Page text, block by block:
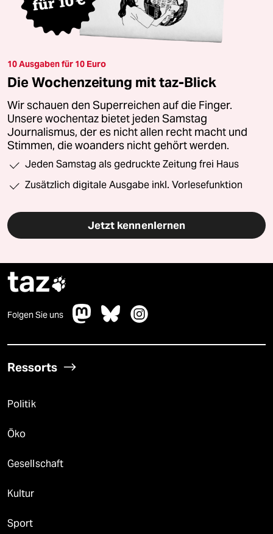
10 Ausgaben für 10 Euro
Die Wochenzeitung mit taz-Blick
Wir schauen den Superreichen auf die Finger.
Unsere wochentaz bietet jeden Samstag
Journalismus, der es nicht allen recht macht und
Stimmen, die woanders nicht gehört werden.
Jeden Samstag als gedruckte Zeitung frei Haus
Zusätzlich digitale Ausgabe inkl. Vorlesefunktion
Jetzt kennenlernen
taz
Folgen Sie uns
Ressorts
Politik
Öko
Gesellschaft
Kultur
Sport